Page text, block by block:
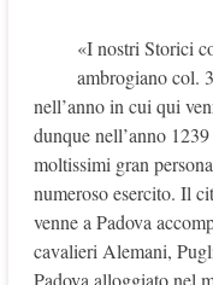
«I nostri Storici
ambrogiano col.
nell’anno in cui qui
dunque nell’anno
moltissimi gran
numeroso esercito. Il
venne a Padova
cavalieri Alemani,
Padova alloggiato nel